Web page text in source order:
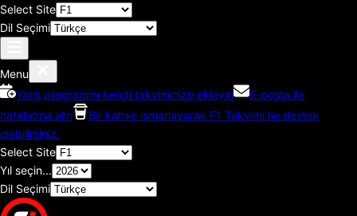
Select Site
Dil Seçimi
Menu
Yarış programını kendi takviminize ekleyin
E-posta ile
hatırlatma alın
Bir kahve ısmarlayarak F1 Takvimi'ne destek
olabilirsiniz.
Select Site
Yıl seçin...
Dil Seçimi